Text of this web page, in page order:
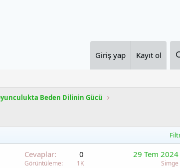
Giriş yap Kayıt ol
Beden Dilinin Gücü
Cevaplar 0
Görüntüleme 1K
29 Tem 2024
Simge